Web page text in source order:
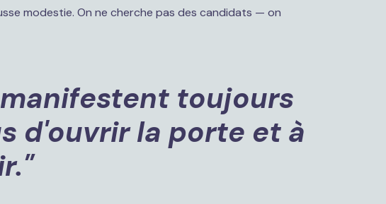
modestie. On ne cherche pas des candidats — on
toujours
d'ouvrir la porte et à